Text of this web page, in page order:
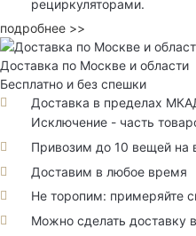
рециркуляторами.
подробнее >>
Доставка по Москве и области
Бесплатно и без спешки
Доставка в пределах
Исключение - часть
Привозим до 10 вещей на
Доставим в любое время
Не торопим: примеряйте
Можно сделать доставку